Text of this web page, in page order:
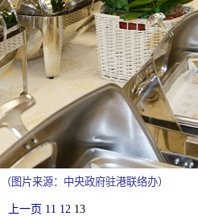
图片来源：中央政府驻港联络办）
上一页 11 12 13